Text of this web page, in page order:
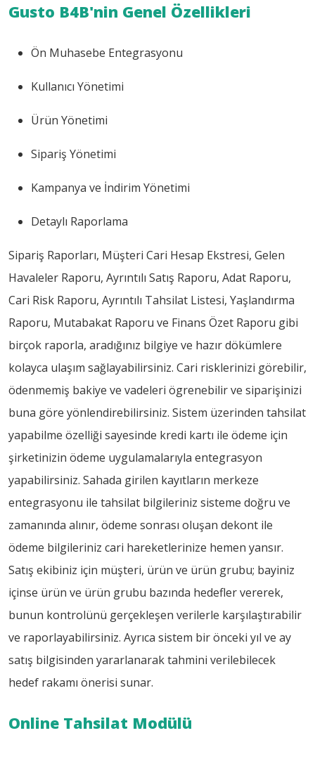
Gusto B4B'nin Genel Özellikleri
Ön Muhasebe Entegrasyonu
Kullanıcı Yönetimi
Ürün Yönetimi
Sipariş Yönetimi
Kampanya ve İndirim Yönetimi
Detaylı Raporlama
Sipariş Raporları, Müşteri Cari Hesap Ekstresi, Gelen
Havaleler Raporu, Ayrıntılı Satış Raporu, Adat Raporu,
Cari Risk Raporu, Ayrıntılı Tahsilat Listesi, Yaşlandırma
Raporu, Mutabakat Raporu ve Finans Özet Raporu gibi
birçok raporla, aradığınız bilgiye ve hazır dökümlere
kolayca ulaşım sağlayabilirsiniz. Cari risklerinizi görebilir,
ödenmemiş bakiye ve vadeleri ögrenebilir ve siparişinizi
buna göre yönlendirebilirsiniz. Sistem üzerinden tahsilat
yapabilme özelliği sayesinde kredi kartı ile ödeme için
şirketinizin ödeme uygulamalarıyla entegrasyon
yapabilirsiniz. Sahada girilen kayıtların merkeze
entegrasyonu ile tahsilat bilgileriniz sisteme doğru ve
zamanında alınır, ödeme sonrası oluşan dekont ile
ödeme bilgileriniz cari hareketlerinize hemen yansır.
Satış ekibiniz için müşteri, ürün ve ürün grubu; bayiniz
içinse ürün ve ürün grubu bazında hedefler vererek,
bunun kontrolünü gerçekleşen verilerle karşılaştırabilir
ve raporlayabilirsiniz. Ayrıca sistem bir önceki yıl ve ay
satış bilgisinden yararlanarak tahmini verilebilecek
hedef rakamı önerisi sunar.
Online Tahsilat Modülü